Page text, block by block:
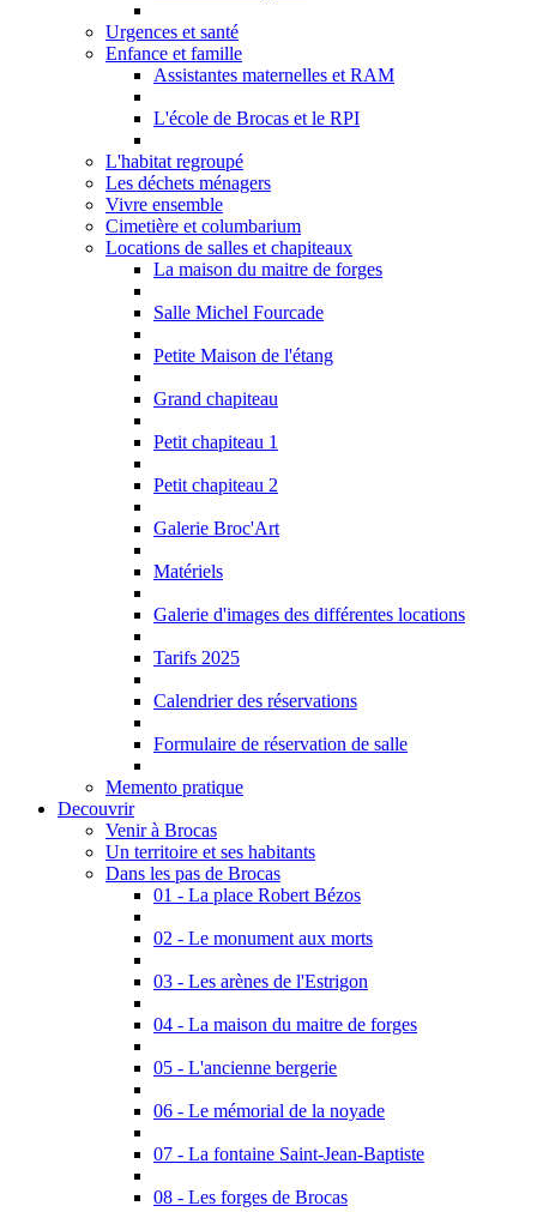
Urgences et santé
Enfance et famille
Assistantes maternelles et RAM
L'école de Brocas et le RPI
L'habitat regroupé
Les déchets ménagers
Vivre ensemble
Cimetière et columbarium
Locations de salles et chapiteaux
La maison du maitre de forges
Salle Michel Fourcade
Petite Maison de l'étang
Grand chapiteau
Petit chapiteau 1
Petit chapiteau 2
Galerie Broc'Art
Matériels
Galerie d'images des différentes locations
Tarifs 2025
Calendrier des réservations
Formulaire de réservation de salle
Memento pratique
Decouvrir
Venir à Brocas
Un territoire et ses habitants
Dans les pas de Brocas
01 - La place Robert Bézos
02 - Le monument aux morts
03 - Les arènes de l'Estrigon
04 - La maison du maitre de forges
05 - L'ancienne bergerie
06 - Le mémorial de la noyade
07 - La fontaine Saint-Jean-Baptiste
08 - Les forges de Brocas